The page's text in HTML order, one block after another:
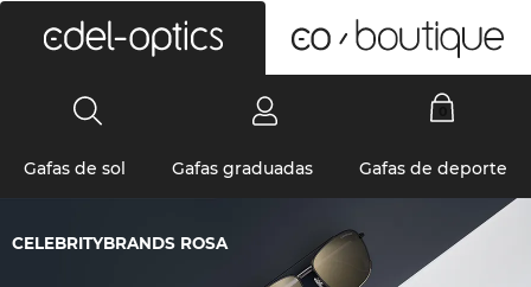
Gafas de sol Gafas graduadas Gafas de deporte
CELEBRITYBRANDS ROSA